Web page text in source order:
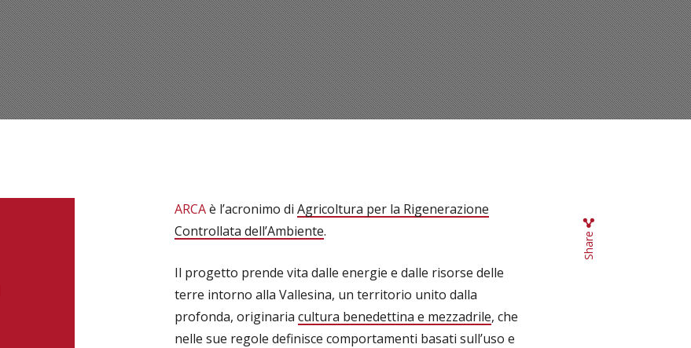
ARCAè l’acronimo di Agricoltura per la Rigenerazione
Controllata dell’Ambiente.
Il progetto prende vita dalle energie e dalle risorse delle
terre intorno alla Vallesina, un territorio unito dalla
profonda, originaria cultura benedettina e mezzadrile, che
nelle sue regole definisce comportamenti basati sull’uso e
Share